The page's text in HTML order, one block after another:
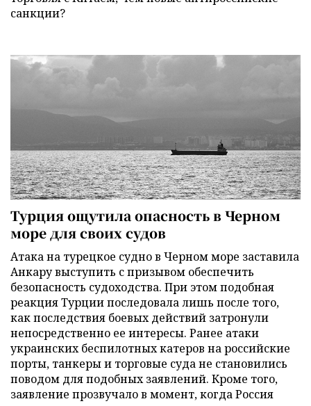
санкции?
Турция ощутила опасность в Черном
море для своих судов
Атака на турецкое судно в Черном море заставила
Анкару выступить с призывом обеспечить
безопасность судоходства. При этом подобная
реакция Турции последовала лишь после того,
как последствия боевых действий затронули
непосредственно ее интересы. Ранее атаки
украинских беспилотных катеров на российские
порты, танкеры и торговые суда не становились
поводом для подобных заявлений. Кроме того,
заявление прозвучало в момент, когда Россия